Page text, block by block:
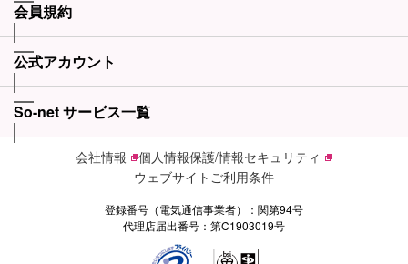
会員規約
公式アカウント
So-net サービス一覧
会社情報
個人情報保護/情報セキュリティ
ウェブサイトご利用条件
登録番号（電気通信事業者）：関第94号
代理店届出番号：第C1903019号